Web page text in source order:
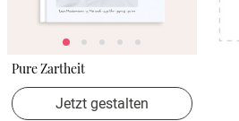
Pure Zartheit
Jetzt gestalten